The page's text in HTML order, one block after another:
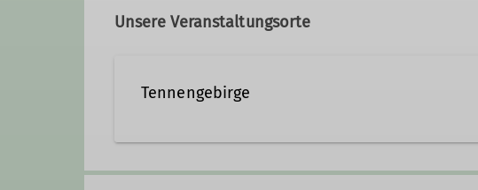
Unsere Veranstaltungsorte
Tennengebirge